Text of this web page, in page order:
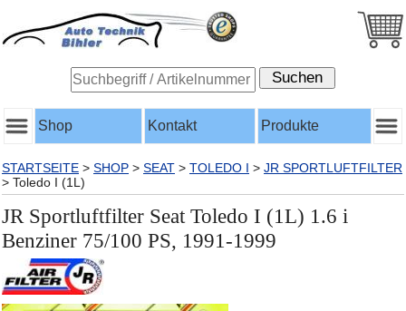
Shop Kontakt Produkte
STARTSEITE > SHOP > SEAT > TOLEDO I > JR SPORTLUFTFILTER
> Toledo I (1L)
JR Sportluftfilter Seat Toledo I (1L) 1.6 i
Benziner 75/100 PS, 1991-1999